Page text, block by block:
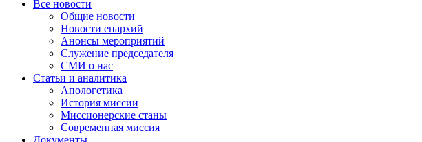
Все новости
Общие новости
Новости епархий
Анонсы мероприятий
Служение председателя
СМИ о нас
Статьи и аналитика
Апологетика
История миссии
Миссионерские станы
Современная миссия
Документы